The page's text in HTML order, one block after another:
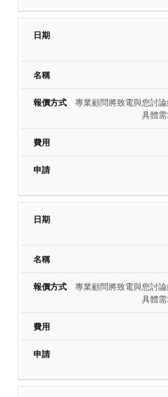
專業顧問將致電與您討
具體需
專業顧問將致電與您討
具體需